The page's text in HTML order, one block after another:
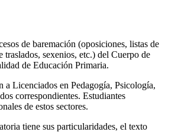
de baremación (oposiciones, listas de
traslados, sexenios, etc.) del Cuerpo de
de Educación Primaria.
a Licenciados en Pedagogía, Psicología,
correspondientes. Estudiantes
de estos sectores.
tiene sus particularidades, el texto